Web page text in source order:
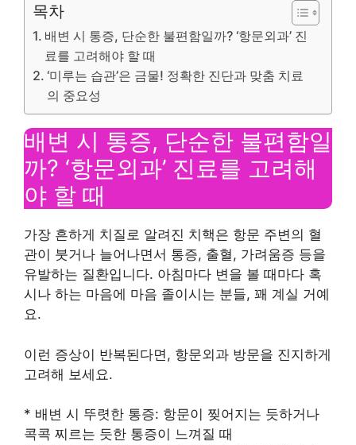
목차
배변 시 통증, 단순한 불편함일까? ‘항문외과’ 진
료를 고려해야 할 때
‘미루는 습관’은 금물! 정확한 진단과 맞춤 치료
의 중요성
배변 시 통증, 단순한 불편함일
까? ‘항문외과’ 진료를 고려해
야 할 때
가장 흔하게 치질로 알려진 치핵은 항문 주변의 혈
관이 붓거나 늘어나면서 통증, 출혈, 가려움증 등을
유발하는 질환입니다. 아침마다 변을 볼 때마다 혹
시나 하는 마음에 마음 졸이시는 분들, 꽤 계실 거예
요.
이런 증상이 반복된다면, 항문외과 방문을 진지하게
고려해 보세요.
* 배변 시 뚜렷한 통증: 항문이 찢어지는 듯하거나
콕콕 찌르는 듯한 통증이 느껴질 때